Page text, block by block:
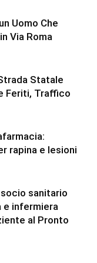
Uomo Che
Via Roma
Statale
Feriti, Traffico
rapina e lesioni
sanitario
infermiera
al Pronto